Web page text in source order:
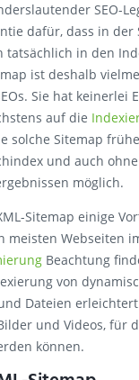
SEO-
dafür, dass in der
tatsächlich in den
ist deshalb
Sie hat keinerlei
auf die
solche Sitemap
und auch
möglich.
Sitemap einige
meisten Webseiten
Beachtung
von
Dateien
und Videos, für
können.